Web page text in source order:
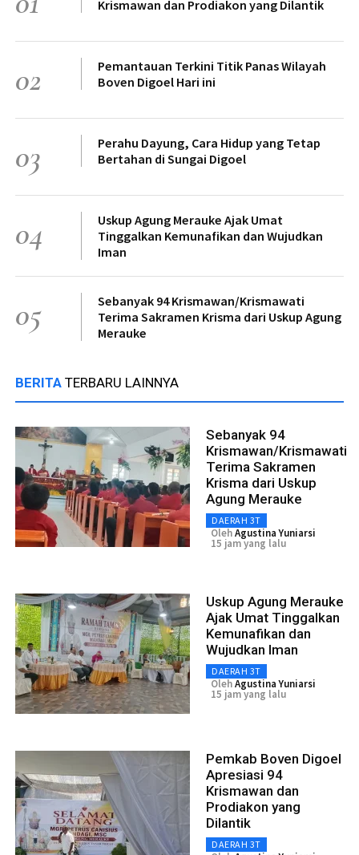
Krismawan dan Prodiakon yang Dilantik
02
Pemantauan Terkini Titik Panas Wilayah
Boven Digoel Hari ini
03
Perahu Dayung, Cara Hidup yang Tetap
Bertahan di Sungai Digoel
04
Uskup Agung Merauke Ajak Umat
Tinggalkan Kemunafikan dan Wujudkan
Iman
05
Sebanyak 94 Krismawan/Krismawati
Terima Sakramen Krisma dari Uskup Agung
Merauke
BERITA TERBARU LAINNYA
Sebanyak 94
Krismawan/Krismawati
Terima Sakramen
Krisma dari Uskup
Agung Merauke
DAERAH 3T
OlehAgustina Yuniarsi
15 jam yang lalu
Uskup Agung Merauke
Ajak Umat Tinggalkan
Kemunafikan dan
Wujudkan Iman
DAERAH 3T
OlehAgustina Yuniarsi
15 jam yang lalu
Pemkab Boven Digoel
Apresiasi 94
Krismawan dan
Prodiakon yang
Dilantik
DAERAH 3T